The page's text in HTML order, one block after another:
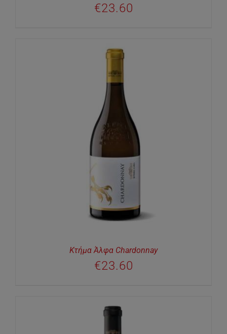
€23.60
Κτήμα Άλφα Chardonnay
€23.60